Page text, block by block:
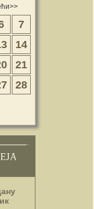
7
14
21
28